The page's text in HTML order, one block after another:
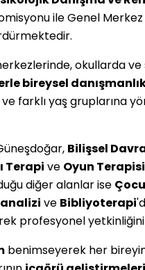
ile Genel
okullarda
bireysel
ve farklı yaş gruplarına
Bilişsel
Terapi ve Oyun Terapisi
diğer alanlar ise
analizi ve Bibliyoterapi
profesyonel
benimseyerek her